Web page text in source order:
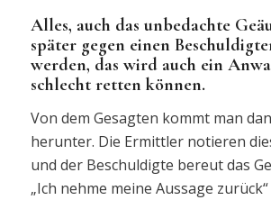
Alles, auch das unbedachte
später gegen einen
werden, das wird auch ein
schlecht retten können.
Von dem Gesagten kommt man
herunter. Die Ermittler notieren
und der Beschuldigte bereut das
„Ich nehme meine Aussage